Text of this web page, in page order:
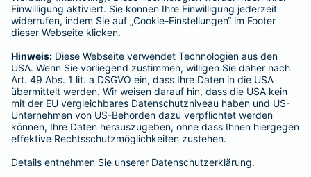
Hausratversicherung
Adresse ändern
Schaden melden
Kilometerstandsmeldung
Serviceübersicht